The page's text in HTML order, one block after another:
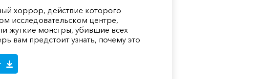
хоррор, действие которого
исследовательском центре,
жуткие монстры, убившие всех
вам предстоит узнать, почему это